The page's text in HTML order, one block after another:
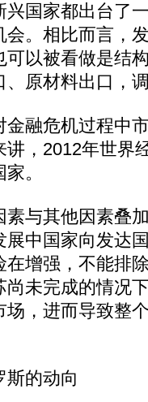
国家都出台了
。相比而言，
以被看做是结
原材料出口，
融危机过程中
，2012年世界
。
与其他因素叠
中国家向发达
增强，不能排
未完成的情况
，进而导致整
的动向